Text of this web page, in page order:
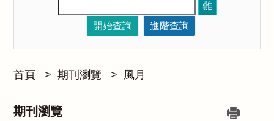
難
開始查詢
進階查詢
首頁 > 期刊瀏覽 > 風月
期刊瀏覽